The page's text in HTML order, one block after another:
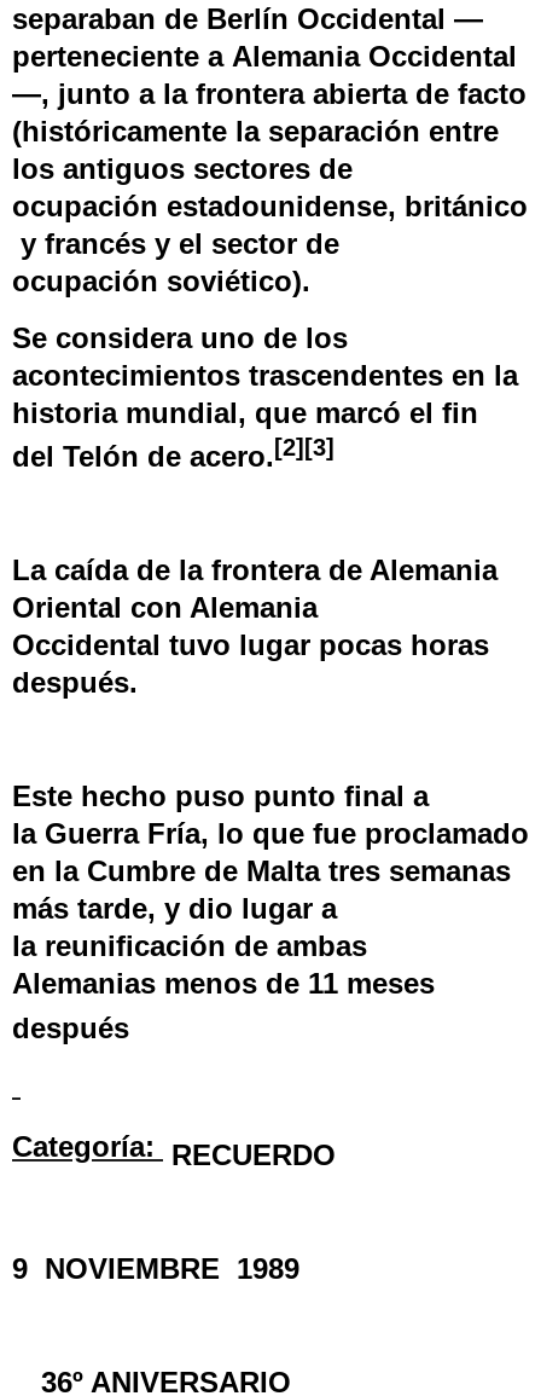
separaban de Berlín Occidental —
perteneciente a Alemania Occidental
—, junto a la frontera abierta de facto
(históricamente la separación entre
los antiguos sectores de
ocupación estadounidense, británico
y francés y el sector de
ocupación soviético).
Se considera uno de los
acontecimientos trascendentes en la
historia mundial, que marcó el fin
del Telón de acero. [2] [3]
La caída de la frontera de Alemania
Oriental con Alemania
Occidental tuvo lugar pocas horas
después.
Este hecho puso punto final a
la Guerra Fría, lo que fue proclamado
en la Cumbre de Maltatres semanas
más tarde, y dio lugar a
la reunificación de ambas
Alemanias menos de 11 meses
después
Categoría: RECUERDO
9 NOVIEMBRE 1989
36º ANIVERSARIO